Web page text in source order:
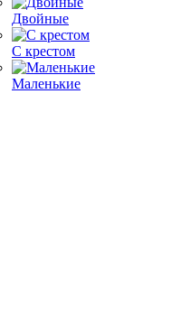
Двойные
С крестом
Маленькие